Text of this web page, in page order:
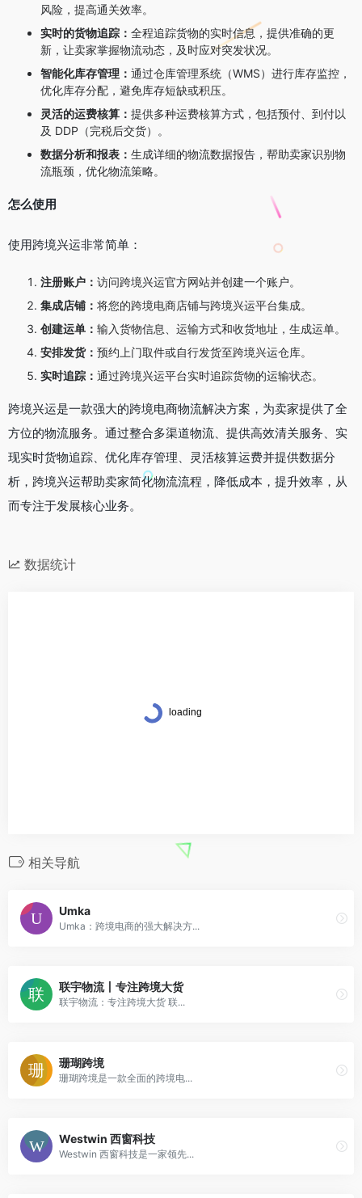
风险，提高通关效率。
实时的货物追踪： 全程追踪货物的实时信息，提供准确的更
新，让卖家掌握物流动态，及时应对突发状况。
智能化库存管理： 通过仓库管理系统（WMS）进行库存监控，
优化库存分配，避免库存短缺或积压。
灵活的运费核算： 提供多种运费核算方式，包括预付、到付以
及 DDP（完税后交货）。
数据分析和报表： 生成详细的物流数据报告，帮助卖家识别物
流瓶颈，优化物流策略。
怎么使用
使用跨境兴运非常简单：
注册账户： 访问跨境兴运官方网站并创建一个账户。
集成店铺： 将您的跨境电商店铺与跨境兴运平台集成。
创建运单： 输入货物信息、运输方式和收货地址，生成运单。
安排发货： 预约上门取件或自行发货至跨境兴运仓库。
实时追踪： 通过跨境兴运平台实时追踪货物的运输状态。
跨境兴运是一款强大的跨境电商物流解决方案，为卖家提供了全
方位的物流服务。通过整合多渠道物流、提供高效清关服务、实
现实时货物追踪、优化库存管理、灵活核算运费并提供数据分
析，跨境兴运帮助卖家简化物流流程，降低成本，提升效率，从
而专注于发展核心业务。
数据统计
相关导航
Umka
Umka：跨境电商的强大解决方...
联宇物流丨专注跨境大货
联宇物流：专注跨境大货 联...
珊瑚跨境
珊瑚跨境是一款全面的跨境电...
Westwin 西窗科技
Westwin 西窗科技是一家领先...